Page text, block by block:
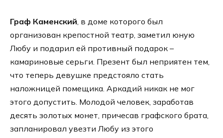
Граф Каменский, в доме которого был
организован крепостной театр, заметил юную
Любу и подарил ей противный подарок –
камариновые серьги. Презент был неприятен тем,
что теперь девушке предстояло стать
наложницей помещика. Аркадий никак не мог
этого допустить. Молодой человек, заработав
десять золотых монет, причесав графского брата,
запланировал увезти Любу из этого